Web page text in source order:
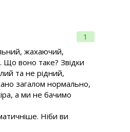
1
жахаючий,
воно таке? Звідки
та не рідний,
загалом нормально,
а ми не бачимо
Ніби ви